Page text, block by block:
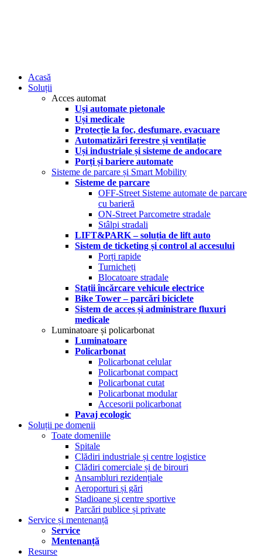
Acasă
Soluții
Acces automat
Uși automate pietonale
Uși medicale
Protecție la foc, desfumare, evacuare
Automatizări ferestre și ventilație
Uși industriale și sisteme de andocare
Porți și bariere automate
Sisteme de parcare și Smart Mobility
Sisteme de parcare
OFF-Street Sisteme automate de parcare
cu barieră
ON-Street Parcometre stradale
Stâlpi stradali
LIFT&PARK – soluția de lift auto
Sistem de ticketing și control al accesului
Porți rapide
Turnicheți
Blocatoare stradale
Stații încărcare vehicule electrice
Bike Tower – parcări biciclete
Sistem de acces și administrare fluxuri
medicale
Luminatoare și policarbonat
Luminatoare
Policarbonat
Policarbonat celular
Policarbonat compact
Policarbonat cutat
Policarbonat modular
Accesorii policarbonat
Pavaj ecologic
Soluții pe domenii
Toate domeniile
Spitale
Clădiri industriale și centre logistice
Clădiri comerciale și de birouri
Ansambluri rezidențiale
Aeroporturi și gări
Stadioane și centre sportive
Parcări publice și private
Service și mentenanță
Service
Mentenanță
Resurse